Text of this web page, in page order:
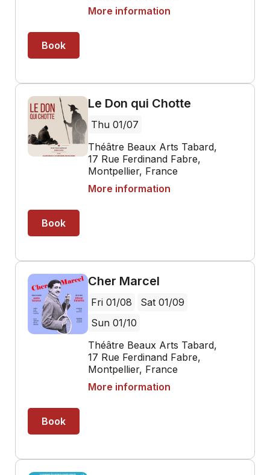
More information
Book
Le Don qui Chotte
Thu 01/07
Théâtre Beaux Arts Tabard,
17 Rue Ferdinand Fabre,
Montpellier, France
More information
Book
Cher Marcel
Fri 01/08
Sat 01/09
Sun 01/10
Théâtre Beaux Arts Tabard,
17 Rue Ferdinand Fabre,
Montpellier, France
More information
Book